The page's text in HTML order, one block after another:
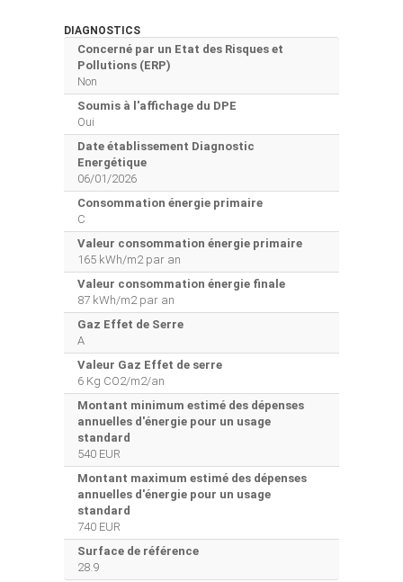
DIAGNOSTICS
Concerné par un Etat des Risques et
Pollutions (ERP)
Non
Soumis à l'affichage du DPE
Oui
Date établissement Diagnostic
Energétique
06/01/2026
Consommation énergie primaire
C
Valeur consommation énergie primaire
165 kWh/m2 par an
Valeur consommation énergie finale
87 kWh/m2 par an
Gaz Effet de Serre
A
Valeur Gaz Effet de serre
6 Kg CO2/m2/an
Montant minimum estimé des dépenses
annuelles d'énergie pour un usage
standard
540 EUR
Montant maximum estimé des dépenses
annuelles d'énergie pour un usage
standard
740 EUR
Surface de référence
28.9